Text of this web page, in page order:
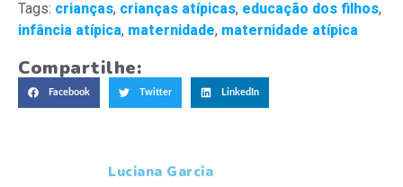
Tags: crianças, crianças atípicas, educação dos filhos,
infância atípica, maternidade, maternidade atípica
Compartilhe:
Facebook Twitter LinkedIn
Luciana Garcia